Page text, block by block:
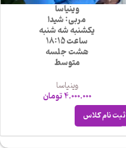
وینیاسا
مربی: شیدا
یکشنبه شه شنبه
ساعت 18:15
هشت جلسه
متوسط
وینیاسا
4.000.000تومان
ثبت نام کلاس